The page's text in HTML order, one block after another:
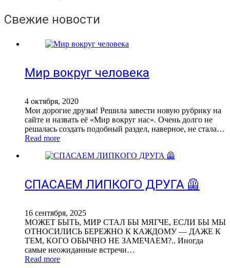
Свежие новости
Мир вокруг человека
4 октября, 2020
Мои дорогие друзья! Решила завести новую рубрику на
сайте и назвать её «Мир вокруг нас». Очень долго не
решалась создать подобный раздел, наверное, не стала…
Read more
СПАСАЕМ ЛИПКОГО ДРУГА 🦺
16 сентября, 2025
МОЖЕТ БЫТЬ, МИР СТАЛ БЫ МЯГЧЕ, ЕСЛИ БЫ МЫ
ОТНОСИЛИСЬ БЕРЕЖНО К КАЖДОМУ — ДАЖЕ К
ТЕМ, КОГО ОБЫЧНО НЕ ЗАМЕЧАЕМ?.. Иногда
самые неожиданные встречи…
Read more